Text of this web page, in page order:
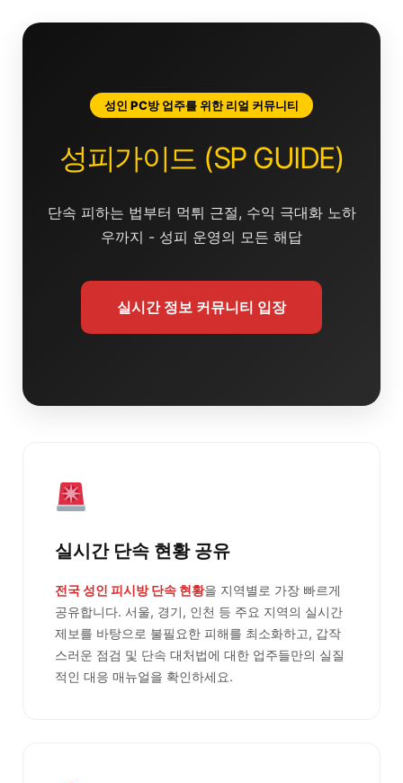
성인 PC방 업주를 위한 리얼 커뮤니티
성피가이드 (SP GUIDE)
단속 피하는 법부터 먹튀 근절, 수익 극대화 노하
우까지 - 성피 운영의 모든 해답
실시간 정보 커뮤니티 입장
실시간 단속 현황 공유
전국 성인 피시방 단속 현황을 지역별로 가장 빠르게
공유합니다. 서울, 경기, 인천 등 주요 지역의 실시간
제보를 바탕으로 불필요한 피해를 최소화하고, 갑작
스러운 점검 및 단속 대처법에 대한 업주들만의 실질
적인 대응 매뉴얼을 확인하세요.